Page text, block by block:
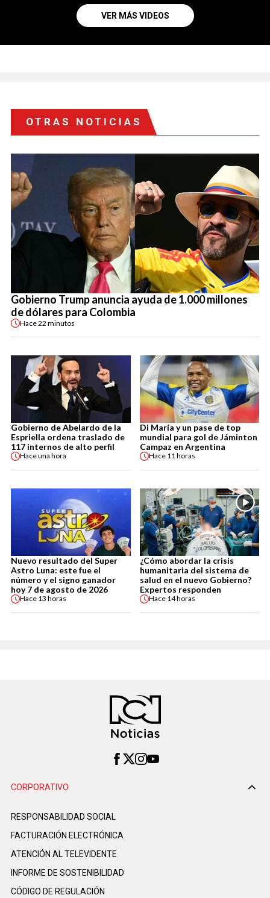
VER MÁS VIDEOS
OTRAS NOTICIAS
Gobierno Trump anuncia ayuda de 1.000 millones
de dólares para Colombia
Hace22 minutos
Gobierno de Abelardo de la
Espriella ordena traslado de
117 internos de alto perfil
Haceuna hora
Di María y un pase de top
mundial para gol de Jáminton
Campaz en Argentina
Hace 11 horas
Nuevo resultado del Super
Astro Luna: este fue el
número y el signo ganador
hoy 7 de agosto de 2026
Hace 13 horas
¿Cómo abordar la crisis
humanitaria del sistema de
salud en el nuevo Gobierno?
Expertos responden
Hace 14 horas
CORPORATIVO
RESPONSABILIDAD SOCIAL
FACTURACIÓN ELECTRÓNICA
ATENCIÓN AL TELEVIDENTE
INFORME DE SOSTENIBILIDAD
CÓDIGO DE REGULACIÓN